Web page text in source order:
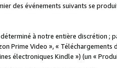
des événements suivants se
à notre entière discrétion ;
Prime Video », « Téléchargements
électroniques Kindle ») (un «